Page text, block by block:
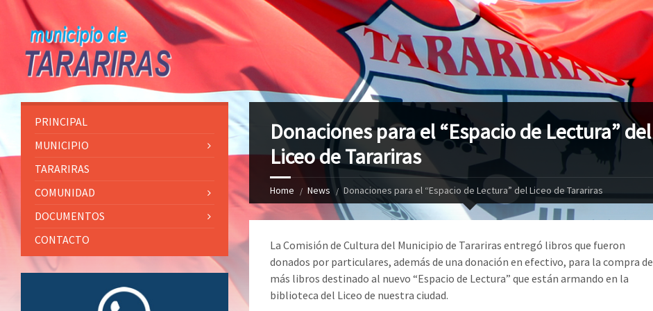
Donaciones para el “Espacio de Lectura” del
Liceo de Tarariras
Home News Donaciones para el “Espacio de Lectura” del Liceo de Tarariras
La Comisión de Cultura del Municipio de Tarariras entregó libros que fueron
donados por particulares, además de una donación en efectivo, para la compra de
más libros destinado al nuevo “Espacio de Lectura” que están armando en la
biblioteca del Liceo de nuestra ciudad.
PRINCIPAL
MUNICIPIO
TARARIRAS
COMUNIDAD
DOCUMENTOS
CONTACTO